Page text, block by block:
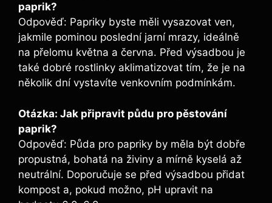
paprik?
Odpověď: Papriky byste měli vysazovat ⁣ven,
jakmile ‌pominou poslední jarní mrazy, ideálně
na přelomu‍ května a června. Před výsadbou ‌je‌
také ​dobré rostlinky aklimatizovat tím, že je na
několik dní ​vystavíte venkovním podmínkám.
Otázka: Jak připravit půdu pro pěstování
paprik?
Odpověď: ‍Půda pro​ papriky by měla být dobře
propustná,‌ bohatá na‍ živiny ‍a mírně ⁤kyselá až
neutrální. Doporučuje se před výsadbou ⁤přidat
kompost a, pokud možno, pH upravit na